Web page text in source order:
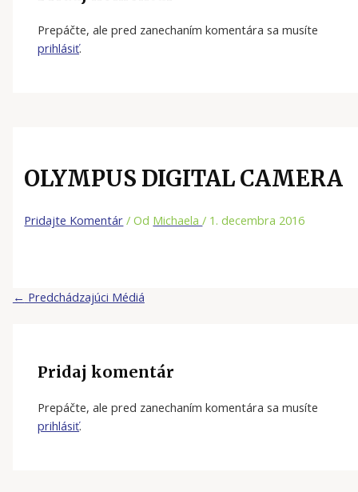
Prepáčte, ale pred zanechaním komentára sa musíte
prihlásiť.
OLYMPUS DIGITAL CAMERA
Pridajte Komentár / Od Michaela/ 1. decembra 2016
← Predchádzajúci Médiá
Pridaj komentár
Prepáčte, ale pred zanechaním komentára sa musíte
prihlásiť.